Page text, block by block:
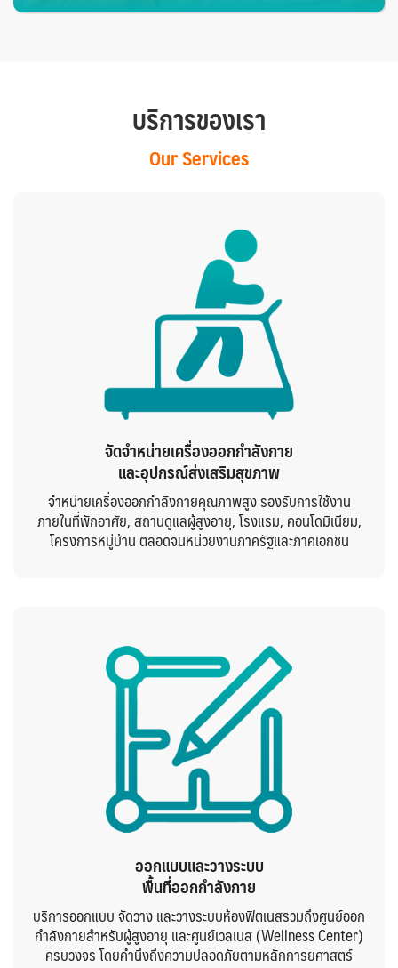
บริการของเรา
Our Services
จัดจำหน่ายเครื่องออกกำลังกาย
และอุปกรณ์ส่งเสริมสุขภาพ
จำหน่ายเครื่องออกกำลังกายคุณภาพสูง รองรับการใช้งาน
ภายในที่พักอาศัย, สถานดูแลผู้สูงอายุ, โรงแรม, คอนโดมิเนียม,
โครงการหมู่บ้าน ตลอดจนหน่วยงานภาครัฐและภาคเอกชน
ออกแบบและวางระบบ
พื้นที่ออกกำลังกาย
บริการออกแบบ จัดวาง และวางระบบห้องฟิตเนสรวมถึงศูนย์ออก
กำลังกายสำหรับผู้สูงอายุ และศูนย์เวลเนส (Wellness Center)
ครบวงจร โดยคำนึงถึงความปลอดภัยตามหลักการยศาสตร์